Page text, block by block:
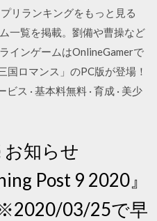
リランキングをもっと見る
一覧を掲載。劉備や曹操など
インゲームはOnlineGamerで
国ロマンス」のPC版が登場！
ス · 基本料無料 · 育成 · 美少
知らせ
Post 9 2020』
03/25で早